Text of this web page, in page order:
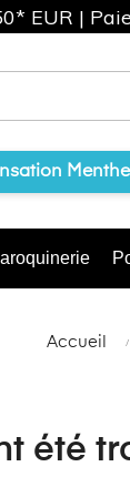
Accueil
été
EUR |